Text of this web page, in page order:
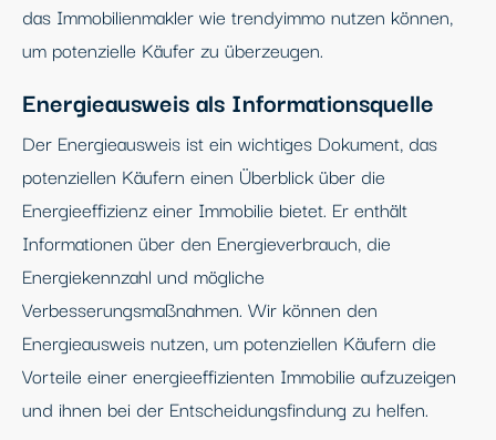
das Immobilienmakler wie trendyimmo nutzen können,
um potenzielle Käufer zu überzeugen.
Energieausweis als Informationsquelle
Der Energieausweis ist ein wichtiges Dokument, das
potenziellen Käufern einen Überblick über die
Energieeffizienz einer Immobilie bietet. Er enthält
Informationen über den Energieverbrauch, die
Energiekennzahl und mögliche
Verbesserungsmaßnahmen. Wir können den
Energieausweis nutzen, um potenziellen Käufern die
Vorteile einer energieeffizienten Immobilie aufzuzeigen
und ihnen bei der Entscheidungsfindung zu helfen.